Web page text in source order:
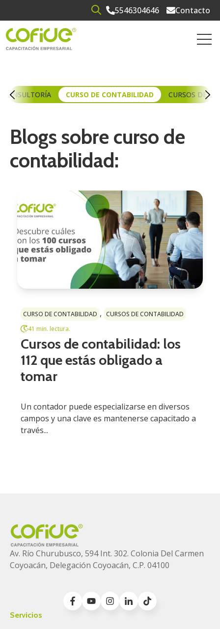
Open search5546304646 Contacto
CONSULTORÍA CURSO DE CONTABILIDAD CURSOS DE
Blogs sobre curso de
contabilidad:
CURSO DE CONTABILIDAD , CURSOS DE CONTABILIDAD
41 min. lectura.
Cursos de contabilidad: los
112 que estás obligado a
tomar
Un contador puede especializarse en diversos
campos y una clave es mantenerse capacitado a
través...
Av. Río Churubusco, 594 Int. 302. Colonia Del Carmen
Coyoacán, Delegación Coyoacán, C.P. 04100
Servicios